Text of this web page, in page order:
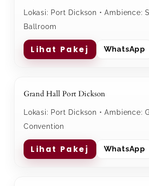
Lokasi: Port Dickson • Ambience:
Ballroom
Lihat Pakej WhatsApp
Grand Hall Port Dickson
Lokasi: Port Dickson • Ambience:
Convention
Lihat Pakej WhatsApp